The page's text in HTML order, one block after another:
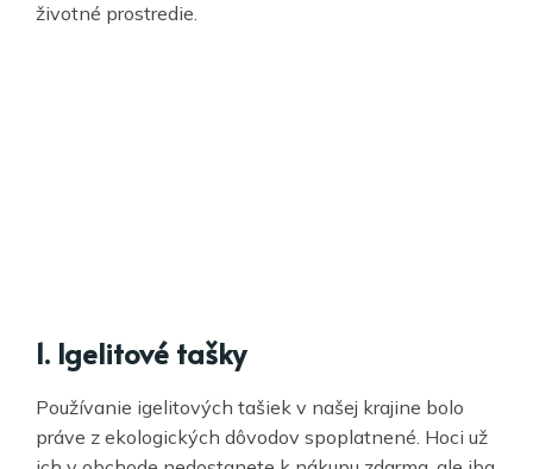
životné prostredie.
1. Igelitové tašky
Používanie igelitových tašiek v našej krajine bolo
práve z ekologických dôvodov spoplatnené. Hoci už